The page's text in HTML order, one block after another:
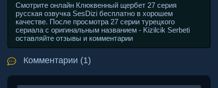
Смотрите онлайн Клюквенный щербет 27 серия
русская озвучка SesDizi бесплатно в хорошем
качестве. После просмотра 27 серии турецкого
сериала с оригинальным названием - Kizilcik Serbeti
оставляйте отзывы и комментарии
Комментарии (1)